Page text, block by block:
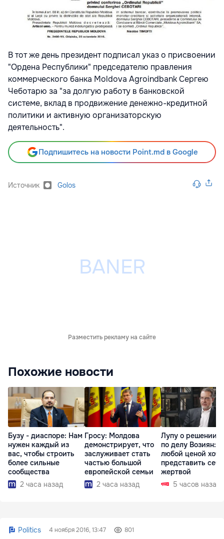
В тот же день президент подписал указ о присвоении
"Ордена Республики" председателю правления
коммерческого банка Moldova Agroindbank Сергею
Чеботарю за "за долгую работу в банковской
системе, вклад в продвижение денежно-кредитной
политики и активную организаторскую
деятельность".
Подпишитесь на новости Point.md в Google
Источник Golos
Разместить рекламу на сайте
Похожие новости
Бузу - диаспоре: Нам
нужен каждый из
вас, чтобы строить
более сильные
сообщества
2 часа назад
Гросу: Молдова
демонстрирует, что
заслуживает стать
частью большой
европейской семьи
2 часа назад
Лупу о решении
по делу Возиян:
любой ценой
представить себя
жертвой
5 часов назад
Politics 4 ноября 2016, 13:47 801